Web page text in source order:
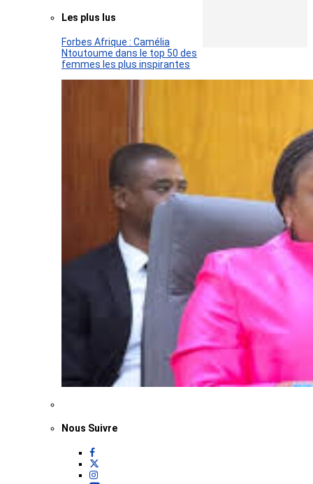
Les plus lus
Forbes Afrique : Camélia
Ntoutoume dans le top 50 des
femmes les plus inspirantes
Nous Suivre